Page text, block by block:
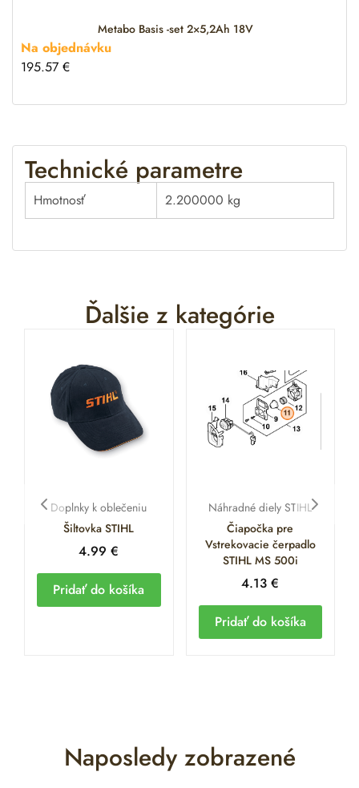
Metabo Basis -set 2×5,2Ah 18V
Na objednávku
195.57 €
Technické parametre
Hmotnosť 2.200000 kg
Ďalšie z kategórie
Doplnky k oblečeniu
Šiltovka STIHL
4.99€
Pridať do košíka
Náhradné diely STIHL
Čiapočka pre
Vstrekovacie čerpadlo
STIHL MS 500i
4.13€
Pridať do košíka
Naposledy zobrazené